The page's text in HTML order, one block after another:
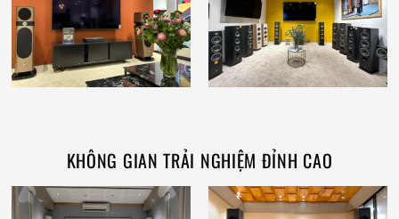
KHÔNG GIAN TRẢI NGHIỆM ĐỈNH CAO